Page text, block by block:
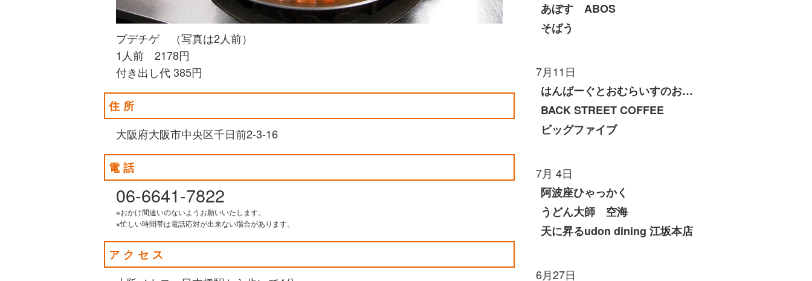
プデチゲ （写真は2人前）
1人前 2178円
付き出し代 385円
住所
大阪府大阪市中央区千日前2-3‐16
電話
06-6641-7822
※おかけ間違いのないようお願いいたします。
※忙しい時間帯は電話応対が出来ない場合があります。
アクセス
あぼす ABOS
そばう
7月11日
はんばーぐとおむらいすのお店 いくら
BACK STREET COFFEE
ビッグファイブ
7月 4日
阿波座ひゃっかく
うどん大師 空海
天に昇るudon dining 江坂本店
6月27日